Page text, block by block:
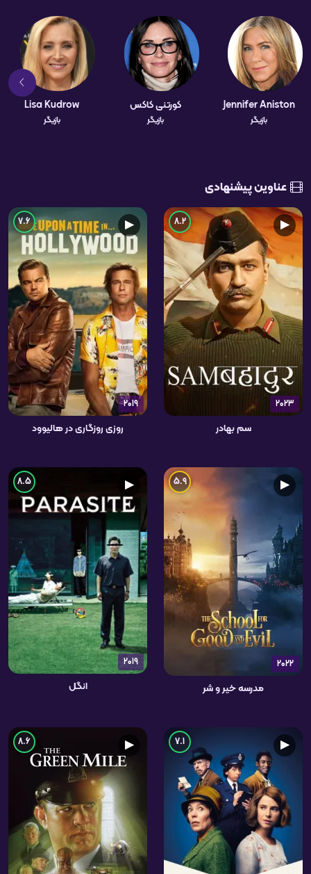
Jennifer Aniston
بازیگر
کورتنی کاکس
بازیگر
Lisa Kudrow
بازیگر
عناوین پیشنهادی
2023
▶
8.2
سم بهادر
2019
▶
7.6
روزی روزگاری در هالیوود
2022
▶
5.9
مدرسه خیر و شر
2019
▶
8.5
انگل
▶
7.1
▶
8.6